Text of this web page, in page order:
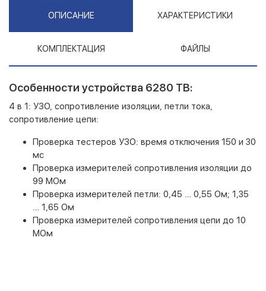
ОПИСАНИЕ ХАРАКТЕРИСТИКИ
КОМПЛЕКТАЦИЯ ФАЙЛЫ
Особенности устройства 6280 TB:
4 в 1: УЗО, сопротивление изоляции, петли тока,
сопротивление цепи:
Проверка тестеров УЗО: время отключения 150 и 30
мс
Проверка измерителей сопротивления изоляции до
99 МОм
Проверка измерителей петли: 0,45 … 0,55 Ом; 1,35
… 1,65 Ом
Проверка измерителей сопротивления цепи до 10
МОм